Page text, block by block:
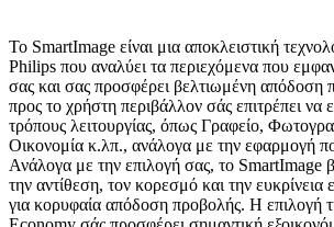
Το SmartImage είναι μια αποκλειστική
Philips που αναλύει τα περιεχόμενα που
σας και σας προσφέρει βελτιωμένη απόδοση
προς το χρήστη περιβάλλον σάς επιτρέπει να
τρόπους λειτουργίας, όπως Γραφείο,
Οικονομία κ.λπ., ανάλογα με την εφαρμογή
Ανάλογα με την επιλογή σας, το SmartImage
την αντίθεση, τον κορεσμό και την ευκρίνεια
για κορυφαία απόδοση προβολής. Η επιλογή